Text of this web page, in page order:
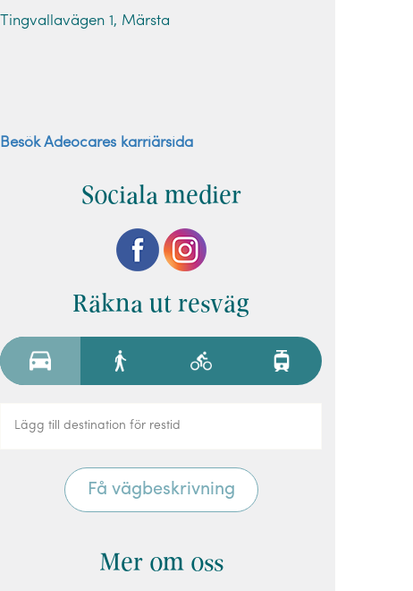
Tingvallavägen 1, Märsta
Besök Adeocares karriärsida
Sociala medier
Räkna ut resväg
Mer om oss